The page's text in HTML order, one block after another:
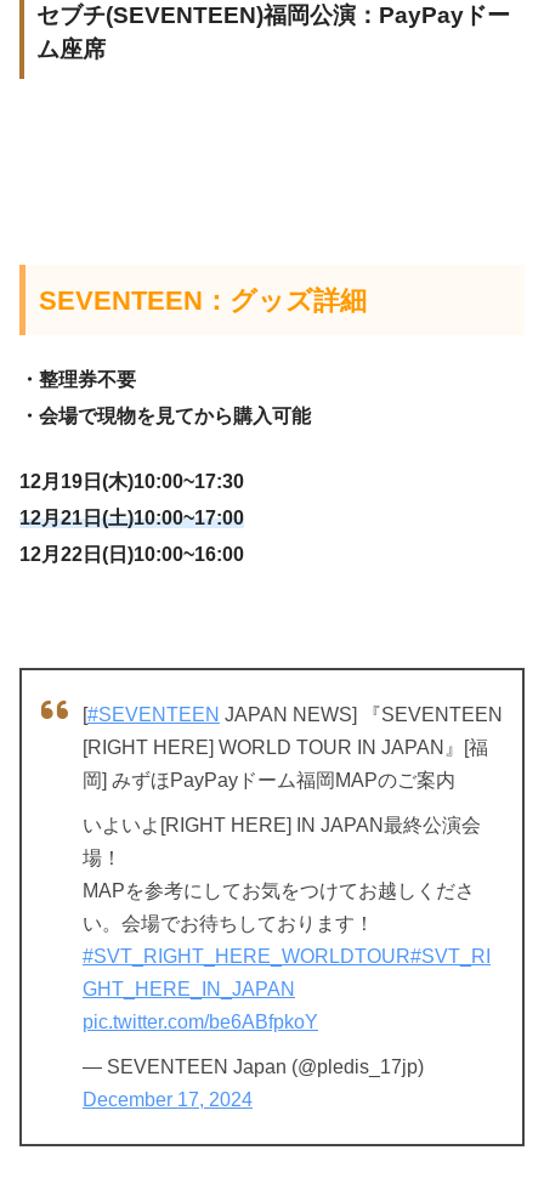
セブチ(SEVENTEEN)福岡公演：PayPayドー
ム座席
SEVENTEEN ：グッズ詳細
・整理券不要
・会場で現物を見てから購入可能
12月19日(木)10:00~17:30
12月21日(土)10:00~17:00
12月22日(日)10:00~16:00
[#SEVENTEEN JAPAN NEWS] 『SEVENTEEN
[RIGHT HERE] WORLD TOUR IN JAPAN』[福
岡] みずほPayPayドーム福岡MAPのご案内
いよいよ[RIGHT HERE] IN JAPAN最終公演会
場！
MAPを参考にしてお気をつけてお越しくださ
い。会場でお待ちしております！
#SVT_RIGHT_HERE_WORLDTOUR#SVT_RI
GHT_HERE_IN_JAPAN
pic.twitter.com/be6ABfpkoY
— SEVENTEEN Japan (@pledis_17jp)
December 17, 2024